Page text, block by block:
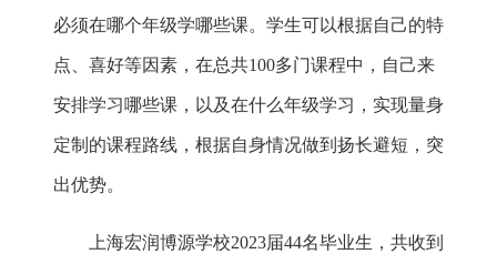
必须在哪个年级学哪些课。学生可以根据自己的特
点、喜好等因素，在总共100多门课程中，自己来
安排学习哪些课，以及在什么年级学习，实现量身
定制的课程路线，根据自身情况做到扬长避短，突
出优势。
上海宏润博源学校2023届44名毕业生，共收到